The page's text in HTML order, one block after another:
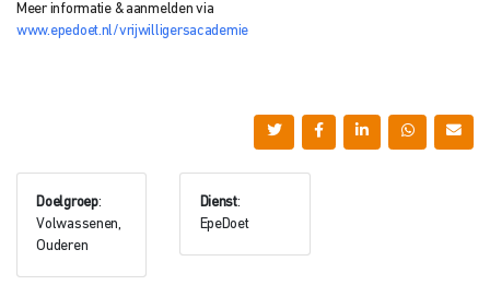
Meer informatie & aanmelden via
www.epedoet.nl/vrijwilligersacademie
Doelgroep:
Volwassenen,
Ouderen
Dienst:
EpeDoet